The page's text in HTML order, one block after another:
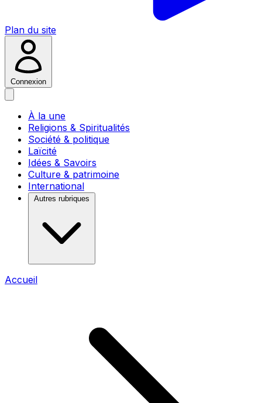
Plan du site
Connexion
À la une
Religions & Spiritualités
Société & politique
Laïcité
Idées & Savoirs
Culture & patrimoine
International
Autres rubriques
Accueil